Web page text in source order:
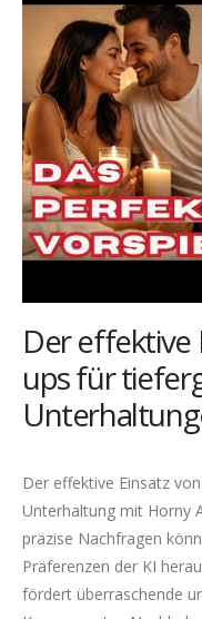
Der effektive
ups für
Der effektive Einsatz
Unterhaltung mit Horny
präzise Nachfragen
Präferenzen der KI
fördert überraschende